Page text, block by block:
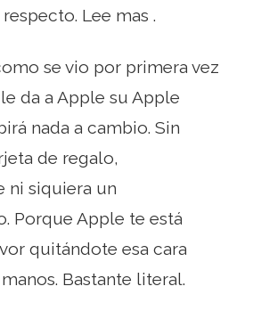
Lee mas .
se vio por primera vez
da a Apple su Apple
nada a cambio. Sin
de regalo,
ni siquiera un
Porque Apple te está
quitándote esa cara
Bastante literal.